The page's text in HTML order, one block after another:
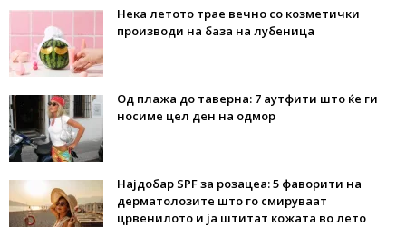
Нека летото трае вечно со козметички
производи на база на лубеница
Од плажа до таверна: 7 аутфити што ќе ги
носиме цел ден на одмор
Најдобар SPF за розацеа: 5 фаворити на
дерматолозите што го смируваат
црвенилото и ја штитат кожата во лето